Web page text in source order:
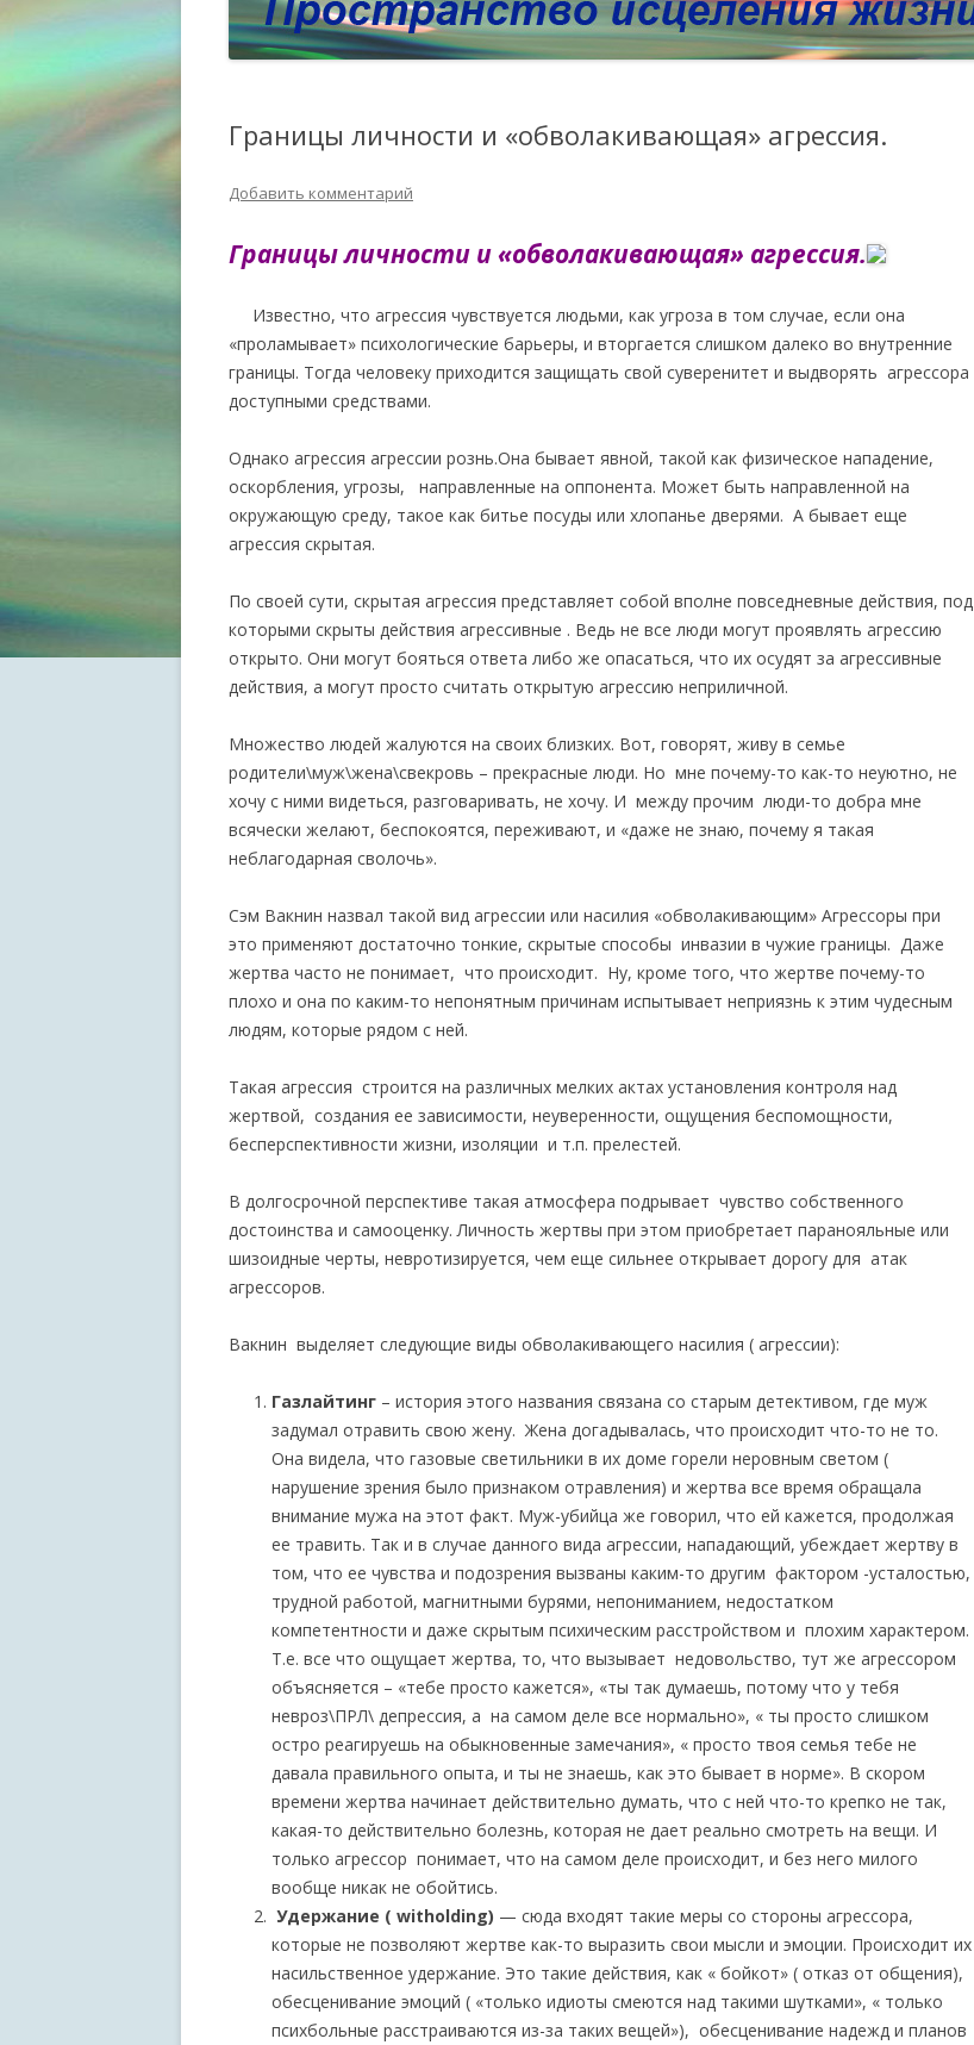
Границы личности и «обволакивающая» агрессия.
Добавить комментарий
Границы личности и «обволакивающая» агрессия.
Известно, что агрессия чувствуется людьми, как угроза в том случае, если она
«проламывает» психологические барьеры, и вторгается слишком далеко во внутренние
границы. Тогда человеку приходится защищать свой суверенитет и выдворять агрессора
доступными средствами.
Однако агрессия агрессии рознь.Она бывает явной, такой как физическое нападение,
оскорбления, угрозы, направленные на оппонента. Может быть направленной на
окружающую среду, такое как битье посуды или хлопанье дверями. А бывает еще
агрессия скрытая.
По своей сути, скрытая агрессия представляет собой вполне повседневные действия, под
которыми скрыты действия агрессивные . Ведь не все люди могут проявлять агрессию
открыто. Они могут бояться ответа либо же опасаться, что их осудят за агрессивные
действия, а могут просто считать открытую агрессию неприличной.
Множество людей жалуются на своих близких. Вот, говорят, живу в семье
родители\муж\жена\свекровь – прекрасные люди. Но мне почему-то как-то неуютно, не
хочу с ними видеться, разговаривать, не хочу. И между прочим люди-то добра мне
всячески желают, беспокоятся, переживают, и «даже не знаю, почему я такая
неблагодарная сволочь».
Сэм Вакнин назвал такой вид агрессии или насилия «обволакивающим» Агрессоры при
это применяют достаточно тонкие, скрытые способы инвазии в чужие границы. Даже
жертва часто не понимает, что происходит. Ну, кроме того, что жертве почему-то
плохо и она по каким-то непонятным причинам испытывает неприязнь к этим чудесным
людям, которые рядом с ней.
Такая агрессия строится на различных мелких актах установления контроля над
жертвой, создания ее зависимости, неуверенности, ощущения беспомощности,
бесперспективности жизни, изоляции и т.п. прелестей.
В долгосрочной перспективе такая атмосфера подрывает чувство собственного
достоинства и самооценку. Личность жертвы при этом приобретает паранояльные или
шизоидные черты, невротизируется, чем еще сильнее открывает дорогу для атак
агрессоров.
Вакнин выделяет следующие виды обволакивающего насилия ( агрессии):
Газлайтинг – история этого названия связана со старым детективом, где муж
задумал отравить свою жену. Жена догадывалась, что происходит что-то не то.
Она видела, что газовые светильники в их доме горели неровным светом (
нарушение зрения было признаком отравления) и жертва все время обращала
внимание мужа на этот факт. Муж-убийца же говорил, что ей кажется, продолжая
ее травить. Так и в случае данного вида агрессии, нападающий, убеждает жертву в
том, что ее чувства и подозрения вызваны каким-то другим фактором -усталостью,
трудной работой, магнитными бурями, непониманием, недостатком
компетентности и даже скрытым психическим расстройством и плохим характером.
Т.е. все что ощущает жертва, то, что вызывает недовольство, тут же агрессором
объясняется – «тебе просто кажется», «ты так думаешь, потому что у тебя
невроз\ПРЛ\ депрессия, а на самом деле все нормально», « ты просто слишком
остро реагируешь на обыкновенные замечания», « просто твоя семья тебе не
давала правильного опыта, и ты не знаешь, как это бывает в норме». В скором
времени жертва начинает действительно думать, что с ней что-то крепко не так,
какая-то действительно болезнь, которая не дает реально смотреть на вещи. И
только агрессор понимает, что на самом деле происходит, и без него милого
вообще никак не обойтись.
Удержание ( witholding) — сюда входят такие меры со стороны агрессора,
которые не позволяют жертве как-то выразить свои мысли и эмоции. Происходит их
насильственное удержание. Это такие действия, как « бойкот» ( отказ от общения),
обесценивание эмоций ( «только идиоты смеются над такими шутками», « только
психбольные расстраиваются из-за таких вещей»), обесценивание надежд и планов